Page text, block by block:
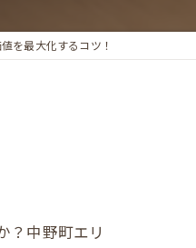
を最大化するコツ！
？中野町エリ